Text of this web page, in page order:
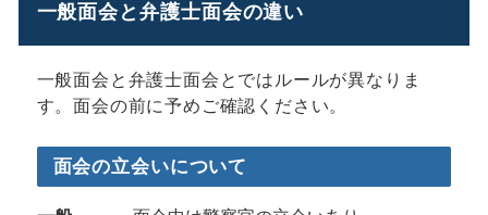
一般面会と弁護士面会の違い
一般面会と弁護士面会とではルールが異なりま
す。面会の前に予めご確認ください。
面会の立会いについて